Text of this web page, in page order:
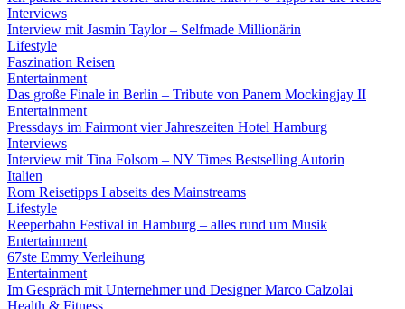
Interviews
Interview mit Jasmin Taylor – Selfmade Millionärin
Lifestyle
Faszination Reisen
Entertainment
Das große Finale in Berlin – Tribute von Panem Mockingjay II
Entertainment
Pressdays im Fairmont vier Jahreszeiten Hotel Hamburg
Interviews
Interview mit Tina Folsom – NY Times Bestselling Autorin
Italien
Rom Reisetipps I abseits des Mainstreams
Lifestyle
Reeperbahn Festival in Hamburg – alles rund um Musik
Entertainment
67ste Emmy Verleihung
Entertainment
Im Gespräch mit Unternehmer und Designer Marco Calzolai
Health & Fitness